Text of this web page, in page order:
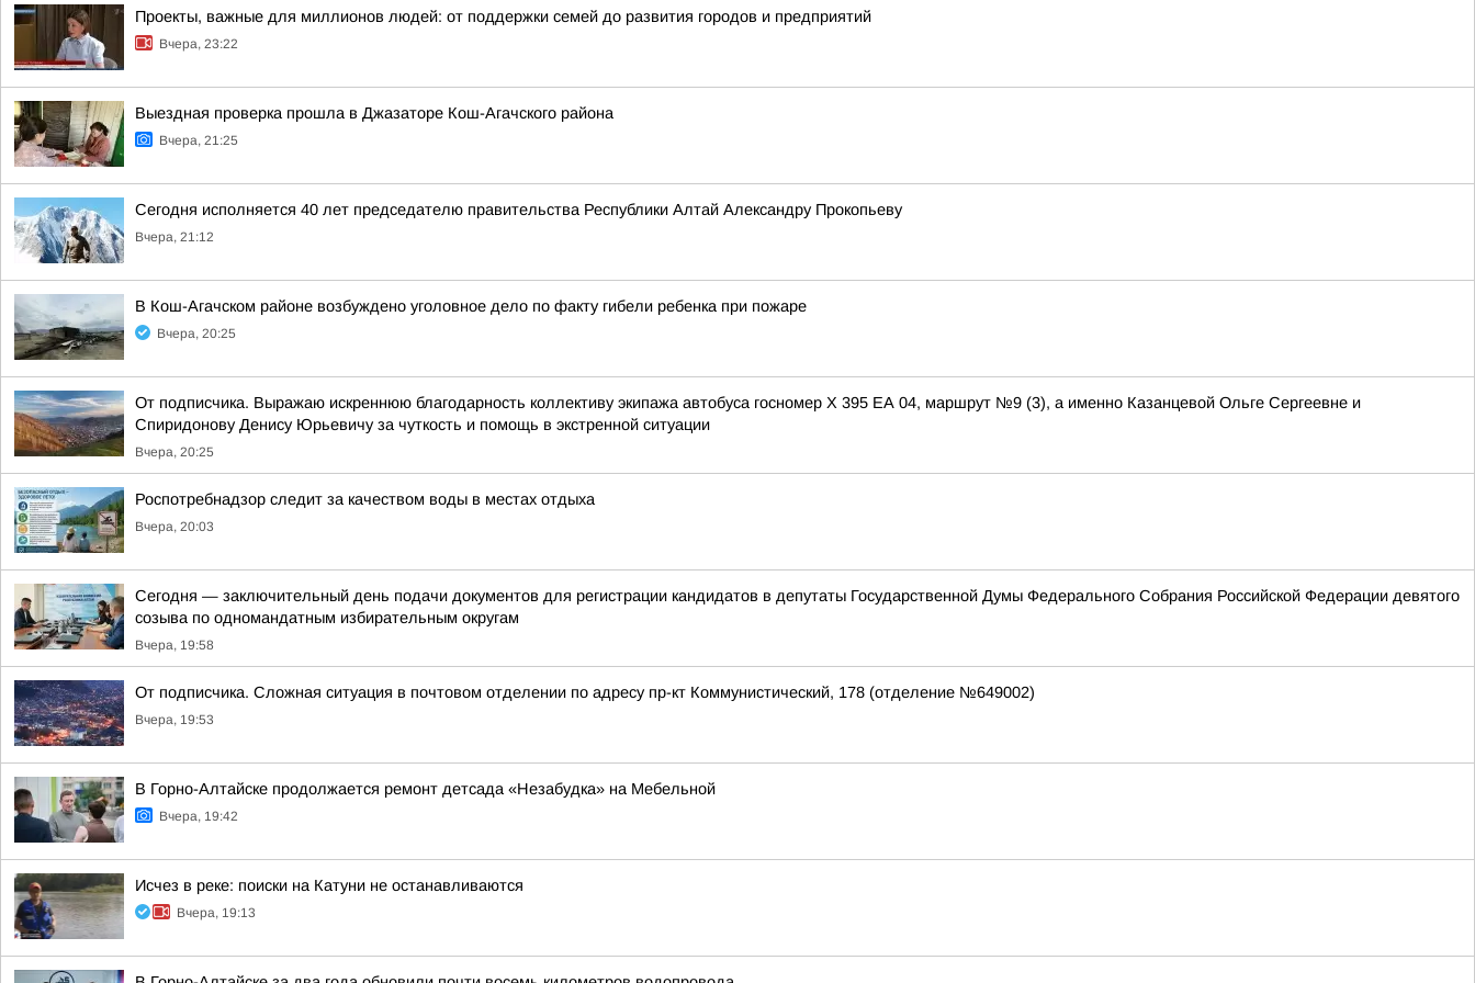
Проекты, важные для миллионов людей: от поддержки семей до развития городов и предприятий
Вчера, 23:22
Выездная проверка прошла в Джазаторе Кош-Агачского района
Вчера, 21:25
Сегодня исполняется 40 лет председателю правительства Республики Алтай Александру Прокопьеву
Вчера, 21:12
В Кош-Агачском районе возбуждено уголовное дело по факту гибели ребенка при пожаре
Вчера, 20:25
От подписчика. Выражаю искреннюю благодарность коллективу экипажа автобуса госномер X 395 ЕА 04, маршрут №9 (3), а именно Казанцевой Ольге Сергеевне и
Спиридонову Денису Юрьевичу за чуткость и помощь в экстренной ситуации
Вчера, 20:25
Роспотребнадзор следит за качеством воды в местах отдыха
Вчера, 20:03
Сегодня — заключительный день подачи документов для регистрации кандидатов в депутаты Государственной Думы Федерального Собрания Российской Федерации девятого
созыва по одномандатным избирательным округам
Вчера, 19:58
От подписчика. Сложная ситуация в почтовом отделении по адресу пр-кт Коммунистический, 178 (отделение №649002)
Вчера, 19:53
В Горно-Алтайске продолжается ремонт детсада «Незабудка» на Мебельной
Вчера, 19:42
Исчез в реке: поиски на Катуни не останавливаются
Вчера, 19:13